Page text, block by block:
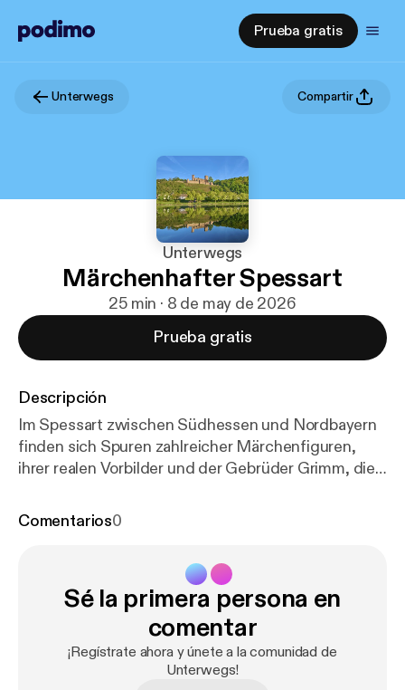
Prueba gratis
Unterwegs Compartir
Unterwegs
Märchenhafter Spessart
25 min · 8 de may de 2026
Prueba gratis
Descripción
Im Spessart zwischen Südhessen und Nordbayern
finden sich Spuren zahlreicher Märchenfiguren,
ihrer realen Vorbilder und der Gebrüder Grimm, die
Comentarios0
Sé la primera persona en
comentar
¡Regístrate ahora y únete a la comunidad de
Unterwegs!